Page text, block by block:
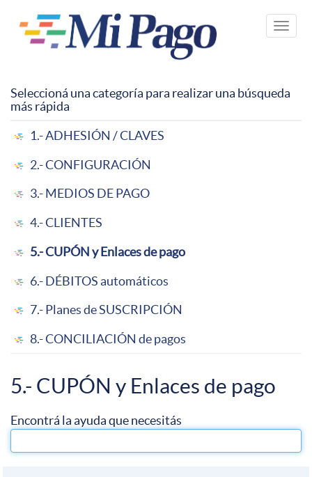
contenido
Toggle
Seleccioná una categoría para realizar una búsqueda
más rápida
1.- ADHESIÓN / CLAVES
2.- CONFIGURACIÓN
3.- MEDIOS DE PAGO
4.- CLIENTES
5.- CUPÓN y Enlaces de pago
6.- DÉBITOS automáticos
7.- Planes de SUSCRIPCIÓN
8.- CONCILIACIÓN de pagos
5.- CUPÓN y Enlaces de pago